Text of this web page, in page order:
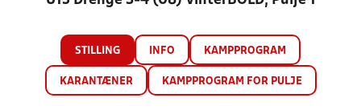
STILLING INFO KAMPPROGRAM
KARANTÆNER KAMPPROGRAM FOR PULJE